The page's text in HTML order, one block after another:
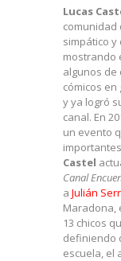
Lucas
comunidad
simpático
mostrando
algunos de
cómicos en
y ya logró
canal. En
un evento
Castel
Canal
a Julián
Maradona,
13 chicos
definiendo
escuela, el